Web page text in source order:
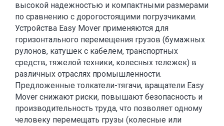
высокой надежностью и компактными размерами
по сравнению с дорогостоящими погрузчиками.
Устройства Easy Mover применяются для
горизонтального перемещения грузов (бумажных
рулонов, катушек с кабелем, транспортных
средств, тяжелой техники, колесных тележек) в
различных отраслях промышленности.
Предложенные толкатели-тягачи, вращатели Easy
Mover снижают риски, повышают безопасность и
производительность труда, что позволяет одному
человеку перемещать грузы (колесные или